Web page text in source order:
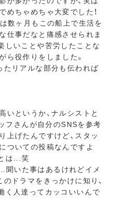
めちゃめちゃ大変でした！
数ヶ月もこの船上で生活を
仕事だなと痛感させられま
しいことや苦労したことな
ら役作りをしました。
たリアルな部分も伝われば
いというか、ナルシストと
フさんが自分のSNSを参考
上げたんですけど、スタッ
ついての投稿なんですよ
は...笑
聞いた事はあるけれどイメ
ドラマをきっかけに知り、
く人達ってカッコいいんで